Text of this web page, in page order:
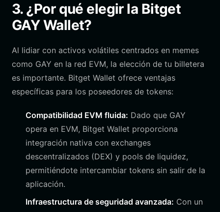
3. ¿Por qué elegir la Bitget
GAY Wallet?
Al lidiar con activos volátiles centrados en memes
como GAY en la red EVM, la elección de tu billetera
es importante. Bitget Wallet ofrece ventajas
específicas para los poseedores de tokens:
Compatibilidad EVM fluida: Dado que GAY
opera en EVM, Bitget Wallet proporciona
integración nativa con exchanges
descentralizados (DEX) y pools de liquidez,
permitiéndote intercambiar tokens sin salir de la
aplicación.
Infraestructura de seguridad avanzada: Con un